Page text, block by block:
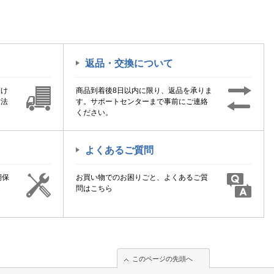
返品・交換について
商品到着後8日以内に限り、返品を承りま
す。サポートセンターまで事前にご連絡
ください。
保
よくあるご質問
お買い物でのお困りごと、よくあるご質
問はこちら
このページの先頭へ
このページの先頭へ